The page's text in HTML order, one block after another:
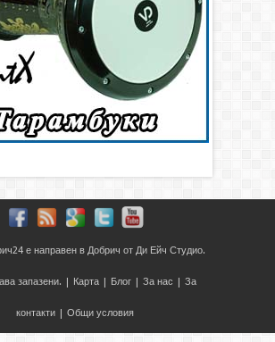
е направен в Добрич от Ди Ейч Студио.
запазени. | Карта Блог За нас За
контакти Общи условия